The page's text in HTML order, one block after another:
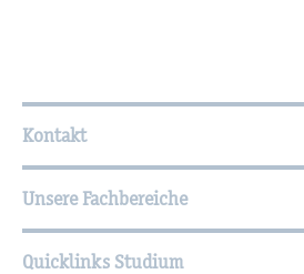
Wei­ter­füh­ren­de
Kontakt
Unsere Fachbereiche
Quicklinks Studium